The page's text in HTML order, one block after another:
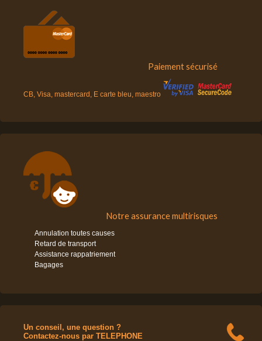
Paiement sécurisé
CB, Visa, mastercard, E carte bleu, maestro
Notre assurance multirisques
Annulation toutes causes
Retard de transport
Assistance rappatriement
Bagages
Un conseil, une question ?
Contactez-nous par TELEPHONE